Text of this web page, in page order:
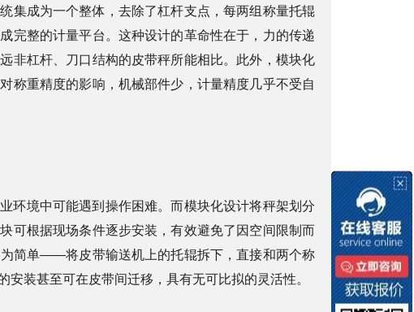
集成为一个整体，去除了杠杆支点，每两组称量托辊
完整的计量平台。这种设计的革命性在于，力的传递
非杠杆、刀口结构的皮带秤所能相比。此外，模块化
称重精度的影响，机械部件少，计量精度几乎不受自
环境中可能遇到操作困难。而模块化设计将秤架划分
可根据现场条件逐步安装，有效避免了因空间限制而
简单——将皮带输送机上的托辊拆下，直接和两个称
装甚至可在皮带间迁移，具有无可比拟的灵活性。